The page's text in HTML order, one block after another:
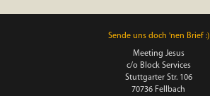
Sende uns doch 'nen Brief :)
Meeting Jesus
c/o Block Services
Stuttgarter Str. 106
70736 Fellbach